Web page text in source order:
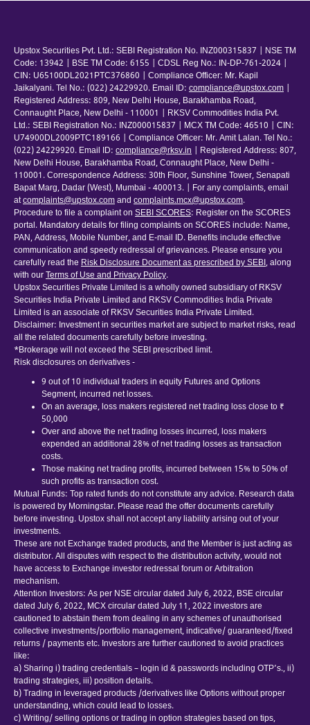
Upstox Securities Pvt. Ltd.: SEBI Registration No. INZ000315837 | NSE TM
Code: 13942 | BSE TM Code: 6155 | CDSL Reg No.: IN-DP-761-2024 |
CIN: U65100DL2021PTC376860 | Compliance Officer: Mr. Kapil
Jaikalyani. Tel No.: (022) 24229920. Email ID: compliance@upstox.com
Registered Address: 809, New Delhi House, Barakhamba Road,
Connaught Place, New Delhi - 110001 | RKSV Commodities India Pvt.
Ltd.: SEBI Registration No.: INZ000015837 | MCX TM Code: 46510 | CIN:
U74900DL2009PTC189166 | Compliance Officer: Mr. Amit Lalan. Tel No.:
(022) 24229920. Email ID: compliance@rksv.in
| Registered Address: 807,
New Delhi House, Barakhamba Road, Connaught Place, New Delhi -
110001. Correspondence Address: 30th Floor, Sunshine Tower, Senapati
Bapat Marg, Dadar (West), Mumbai - 400013. | For any complaints, email
atcomplaints@upstox.comand complaints.mcx@upstox.com.
Procedure to file a complaint on SEBI SCORES: Register on the SCORES
portal. Mandatory details for filing complaints on SCORES include: Name,
PAN, Address, Mobile Number, and E-mail ID. Benefits include effective
communication and speedy redressal of grievances. Please ensure you
carefully read the Risk Disclosure Document as prescribed by SEBI, along
with ourTerms of Use and Privacy Policy.
Upstox Securities Private Limited is a wholly owned subsidiary of RKSV
Securities India Private Limited and RKSV Commodities India Private
Limited is an associate of RKSV Securities India Private Limited.
Disclaimer: Investment in securities market are subject to market risks, read
all the related documents carefully before investing.
*Brokerage will not exceed the SEBI prescribed limit.
Risk disclosures on derivatives -
9 out of 10 individual traders in equity Futures and Options
Segment, incurred net losses.
On an average, loss makers registered net trading loss close to ₹
50,000
Over and above the net trading losses incurred, loss makers
expended an additional 28% of net trading losses as transaction
costs.
Those making net trading profits, incurred between 15% to 50% of
such profits as transaction cost.
Mutual Funds: Top rated funds do not constitute any advice. Research data
is powered by Morningstar. Please read the offer documents carefully
before investing. Upstox shall not accept any liability arising out of your
investments.
These are not Exchange traded products, and the Member is just acting as
distributor. All disputes with respect to the distribution activity, would not
have access to Exchange investor redressal forum or Arbitration
mechanism.
Attention Investors: As per NSE circular dated July 6, 2022, BSE circular
dated July 6, 2022, MCX circular dated July 11, 2022 investors are
cautioned to abstain them from dealing in any schemes of unauthorised
collective investments/portfolio management, indicative/ guaranteed/fixed
returns / payments etc. Investors are further cautioned to avoid practices
like:
a) Sharing i) trading credentials – login id & passwords including OTP’s., ii)
trading strategies, iii) position details.
b) Trading in leveraged products /derivatives like Options without proper
understanding, which could lead to losses.
c) Writing/ selling options or trading in option strategies based on tips,